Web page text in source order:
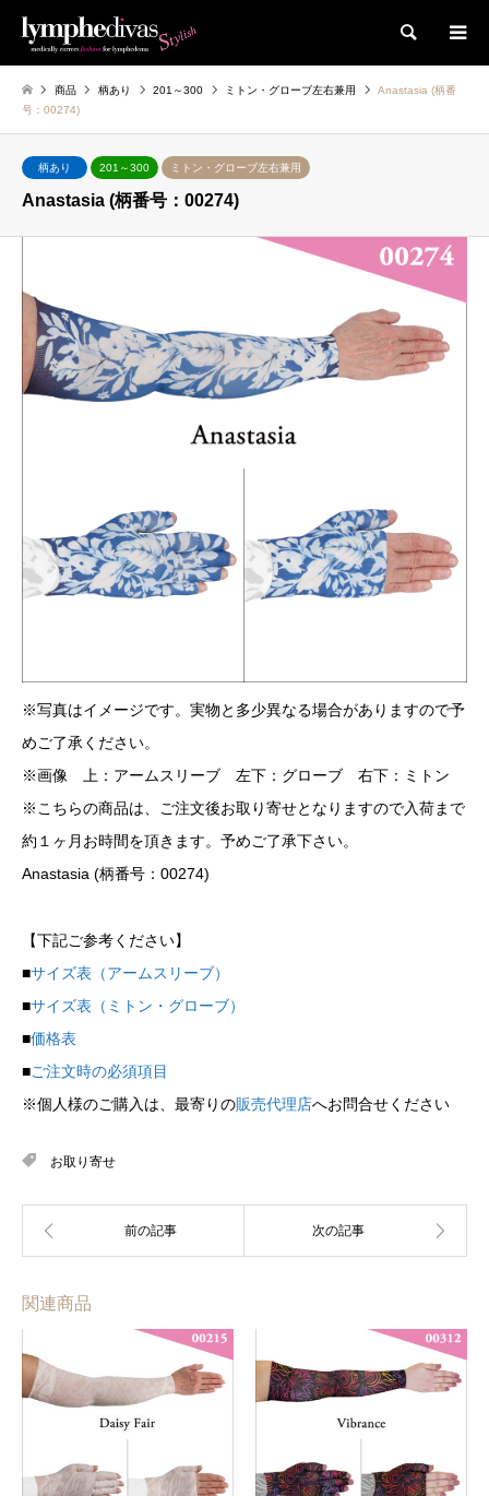
検索
商品 柄あり 201～300 ミトン・グローブ左右兼用
Anastasia (柄番
号：00274)
柄あり 201～300 ミトン・グローブ左右兼用
Anastasia (柄番号：00274)
※写真はイメージです。実物と多少異なる場合がありますので予
めご了承ください。
※画像 上：アームスリーブ 左下：グローブ 右下：ミトン
※こちらの商品は、ご注文後お取り寄せとなりますので入荷まで
約１ヶ月お時間を頂きます。予めご了承下さい。
Anastasia (柄番号：00274)
【下記ご参考ください】
■サイズ表（アームスリーブ）
■サイズ表（ミトン・グローブ）
■価格表
■ご注文時の必須項目
※個人様のご購入は、最寄りの販売代理店へお問合せください
お取り寄せ
関連商品